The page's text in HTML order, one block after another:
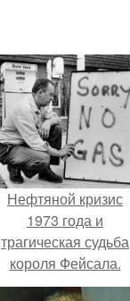
Нефтяной кризис
1973 года и
трагическая судьба
короля Фейсала.